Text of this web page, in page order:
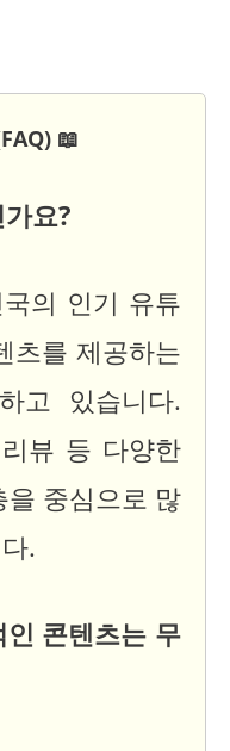
📖
요?
의 인기 유튜
츠를 제공하는
고 있습니다.
뷰 등 다양한
을 중심으로 많
.
콘텐츠는 무